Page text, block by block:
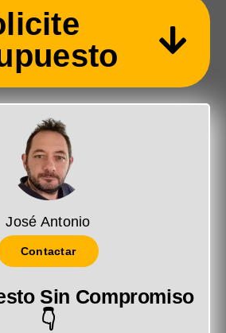
José Antonio
Contactar
Sin Compromiso
👇